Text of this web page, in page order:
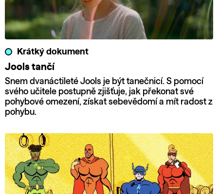
Krátký dokument
Jools tančí
Snem dvanáctileté Jools je být tanečnicí. S pomocí
svého učitele postupně zjišťuje, jak překonat své
pohybové omezení, získat sebevědomí a mít radost z
pohybu.